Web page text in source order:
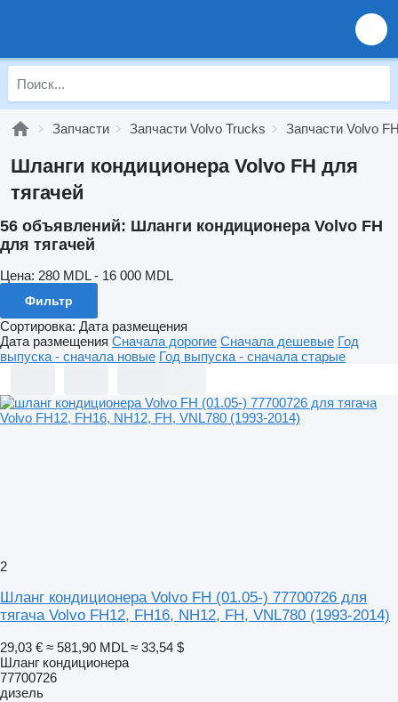
Запчасти Запчасти Volvo Trucks Запчасти Volvo
Шланги кондиционера Volvo FH для
тягачей
56 объявлений: Шланги кондиционера Volvo FH
для тягачей
Цена: 280 MDL - 16 000 MDL
Фильтр
Сортировка: Дата размещения
Дата размещения Сначала дорогие Сначала дешевые Год
выпуска - сначала новые Год выпуска - сначала старые
2
Шланг кондиционера Volvo FH (01.05-) 77700726 для
тягача Volvo FH12, FH16, NH12, FH, VNL780 (1993-2014)
29,03 € ≈ 581,90 MDL ≈ 33,54 $
Шланг кондиционера
77700726
дизель